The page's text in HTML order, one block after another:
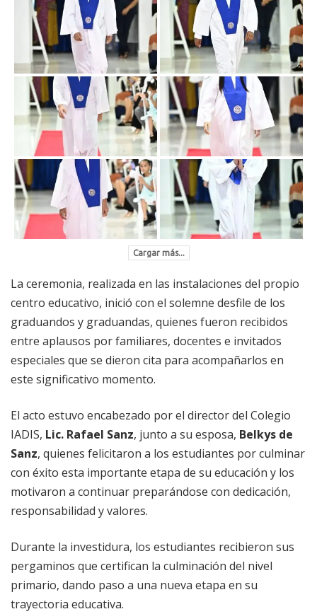
Cargar más...
La ceremonia, realizada en las instalaciones del propio
centro educativo, inició con el solemne desfile de los
graduandos y graduandas, quienes fueron recibidos
entre aplausos por familiares, docentes e invitados
especiales que se dieron cita para acompañarlos en
este significativo momento.
El acto estuvo encabezado por el director del Colegio
IADIS, Lic. Rafael Sanz, junto a su esposa, Belkys de
Sanz, quienes felicitaron a los estudiantes por culminar
con éxito esta importante etapa de su educación y los
motivaron a continuar preparándose con dedicación,
responsabilidad y valores.
Durante la investidura, los estudiantes recibieron sus
pergaminos que certifican la culminación del nivel
primario, dando paso a una nueva etapa en su
trayectoria educativa.